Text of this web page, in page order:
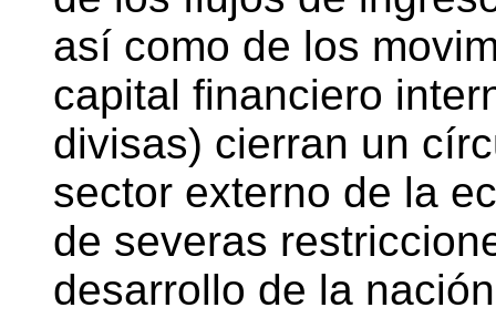
así como de los
capital financiero
divisas) cierran un
sector externo de la
de severas
desarrollo de la